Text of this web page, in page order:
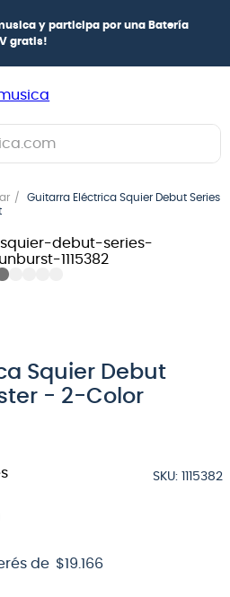
Batería
Guitarra Eléctrica Squier Debut Series
Squier Debut
- 2-Color
SKU: 1115382
de $19 166